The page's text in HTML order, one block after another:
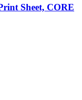
Sheet, CORE